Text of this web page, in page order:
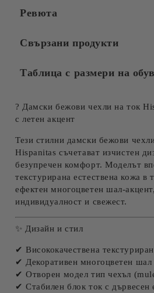
Ревюта
Свързани продукти
Таблица с размери на
? Дамски бежови чехли на ток
с летен акцент
Тези стилни дамски бежови
Hispanitas съчетават изчистен
безупречен комфорт. Моделът
текстурирана естествена кожа
ефектен многоцветен шал-
индивидуалност и свежест.
✨ Дизайн и стил
✔ Висококачествена
✔ Декоративен многоцветен шал
✔ Отворен модел тип чехъл
✔ Стабилен блок ток с дървесен